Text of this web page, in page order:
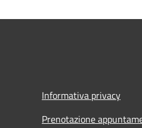
Informativa privacy
Prenotazione